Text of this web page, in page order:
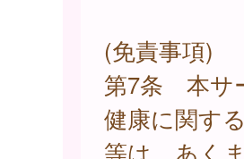
(免責事項)
第7条 本サ
健康に関す
等は、あく